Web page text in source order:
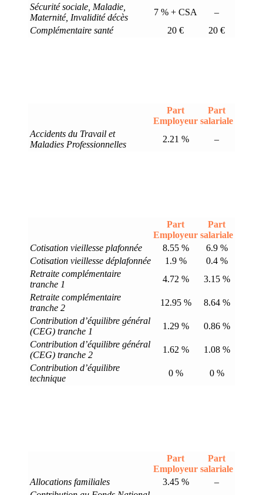
Sécurité sociale, Maladie,
Maternité, Invalidité décès
7 % + CSA
–
Complémentaire santé
20 € 20 €
Part
Employeur
Part
salariale
Accidents du Travail et
Maladies Professionnelles
2.21 % –
Part
Employeur
Part
salariale
Cotisation vieillesse plafonnée
8.55 %
6.9 %
Cotisation vieillesse déplafonnée
1.9 %
0.4 %
Retraite complémentaire
tranche 1
4.72 %
3.15 %
Retraite complémentaire
tranche 2
12.95 %
8.64 %
Contribution d’équilibre général
(CEG) tranche 1
1.29 %
0.86 %
Contribution d’équilibre général
(CEG) tranche 2
1.62 %
1.08 %
Contribution d’équilibre
technique
0 % 0 %
Part
Employeur
Part
salariale
Allocations familiales
3.45 %
–